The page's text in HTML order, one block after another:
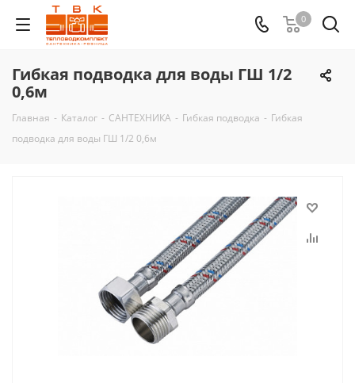
0
Гибкая подводка для воды ГШ 1/2
0,6м
Главная - Каталог - САНТЕХНИКА - Гибкая подводка - Гибкая
подводка для воды ГШ 1/2 0,6м